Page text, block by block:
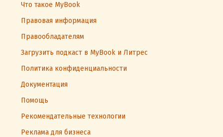
Что такое MyBook
Правовая информация
Правообладателям
Загрузить подкаст в MyBook и Литрес
Политика конфиденциальности
Документация
Помощь
Рекомендательные технологии
Реклама для бизнеса